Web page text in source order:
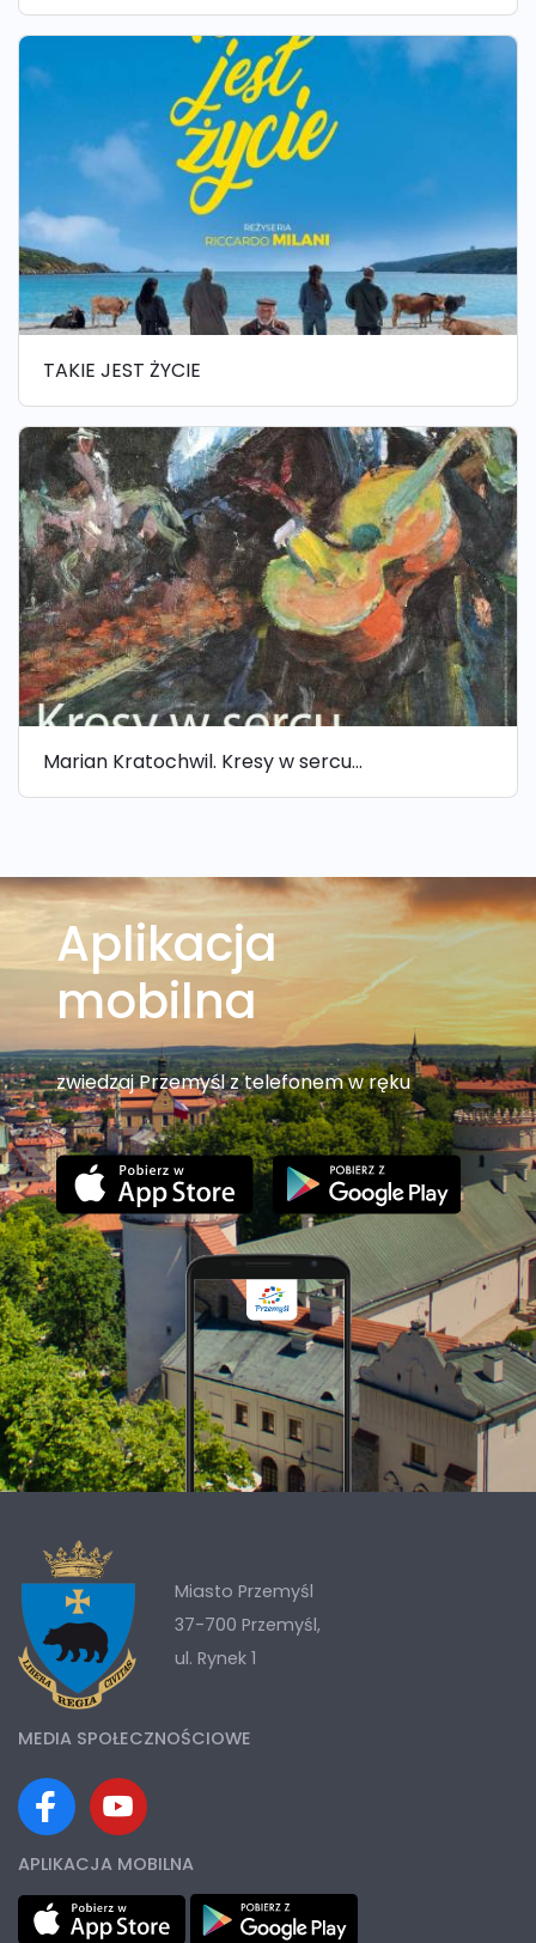
TAKIE JEST ŻYCIE
Marian Kratochwil. Kresy w sercu…
Aplikacja
mobilna
zwiedzaj Przemyśl z telefonem w ręku
Miasto Przemyśl
37-700 Przemyśl,
ul. Rynek 1
MEDIA SPOŁECZNOŚCIOWE
APLIKACJA MOBILNA